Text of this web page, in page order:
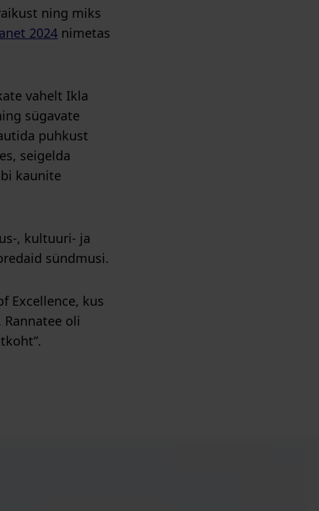
ning miks
2024 nimetas
vahelt Ikla
sügavate
puhkust
seigelda
kaunite
, kultuuri- ja
sündmusi.
Excellence, kus
oli